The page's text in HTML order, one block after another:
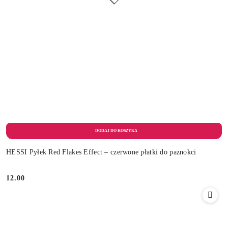
HESSI Pyłek Red Flakes Effect – czerwone płatki do paznokci
Cena:
12.00